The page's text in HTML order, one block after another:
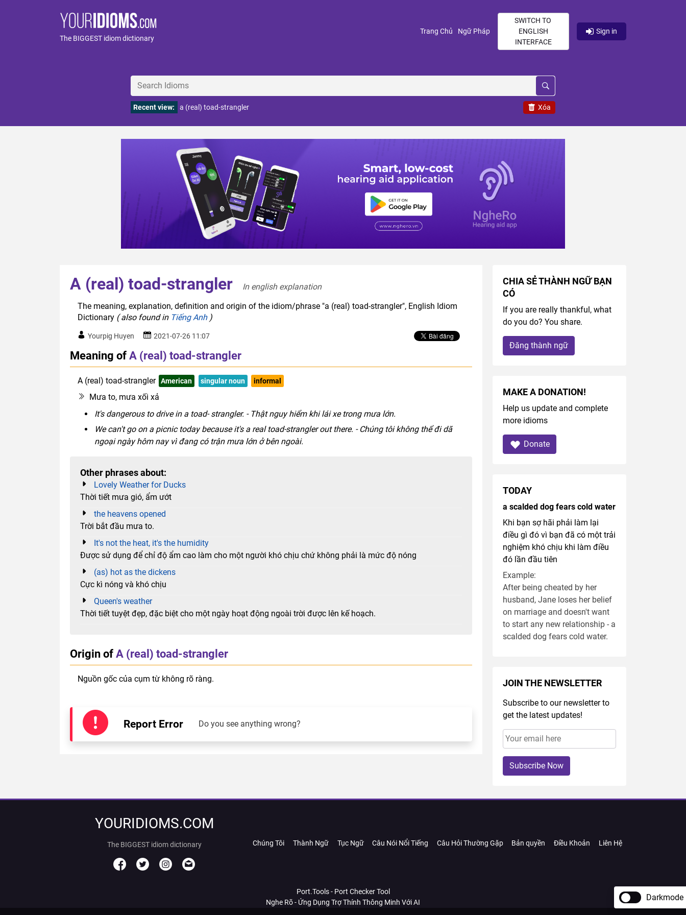
The BIGGEST idiom dictionary
Trang Chủ (current)
Ngữ Pháp(current)
SWITCH TO
ENGLISH
INTERFACE
Sign in
Xóa
Recent view: a (real) toad-strangler
A (real) toad-strangler
In english explanation
The meaning, explanation, definition and origin of the idiom/phrase "a (real) toad-strangler", English Idiom
Dictionary ( also found in Tiếng Anh)
Yourpig Huyen 2021-07-26 11:07
Meaning ofA (real) toad-strangler
A (real) toad-strangler American singular noun informal
Mưa to, mưa xối xả
It's dangerous to drive in a toad- strangler. - Thật nguy hiểm khi lái xe trong mưa lớn.
We can't go on a picnic today because it's a real toad-strangler out there. - Chúng tôi không thể đi dã
ngoại ngày hôm nay vì đang có trận mưa lớn ở bên ngoài.
Other phrases about:
Lovely Weather for Ducks
Thời tiết mưa gió, ẩm ướt
the heavens opened
Trời bắt đầu mưa to.
It's not the heat, it's the humidity
Được sử dụng để chỉ độ ẩm cao làm cho một người khó chịu chứ không phải là mức độ nóng
(as) hot as the dickens
Cực kì nóng và khó chịu
Queen's weather
Thời tiết tuyệt đẹp, đặc biệt cho một ngày hoạt động ngoài trời được lên kế hoạch.
Origin ofA (real) toad-strangler
Nguồn gốc của cụm từ không rõ ràng.
Report Error Do you see anything wrong?
CHIA SẺ THÀNH NGỮ BẠN
CÓ
If you are really thankful, what
do you do? You share.
Đăng thành ngữ
MAKE A DONATION!
Help us update and complete
more idioms
Donate
TODAY
a scalded dog fears cold water
Khi bạn sợ hãi phải làm lại
điều gì đó vì bạn đã có một trải
nghiệm khó chịu khi làm điều
đó lần đầu tiên
Example:
After being cheated by her
husband, Jane loses her belief
on marriage and doesn't want
to start any new relationship - a
scalded dog fears cold water.
JOIN THE NEWSLETTER
Subscribe to our newsletter to
get the latest updates!
Subscribe Now
YOURIDIOMS.COM
The BIGGEST idiom dictionary Chúng Tôi Thành Ngữ Tục Ngữ Câu Nói Nổi Tiếng Câu Hỏi Thường Gặp Bản quyền Điều Khoản Liên Hệ
Port.Tools - Port Checker Tool
Nghe Rõ - Ứng Dụng Trợ Thính Thông Minh Với AI
Darkmode